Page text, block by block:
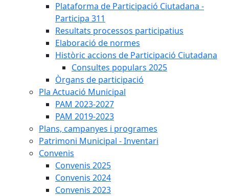
Plataforma de Participació Ciutadana -
Participa 311
Resultats processos participatius
Elaboració de normes
Històric accions de Participació Ciutadana
Consultes populars 2025
Òrgans de participació
Pla Actuació Municipal
PAM 2023-2027
PAM 2019-2023
Plans, campanyes i programes
Patrimoni Municipal - Inventari
Convenis
Convenis 2025
Convenis 2024
Convenis 2023